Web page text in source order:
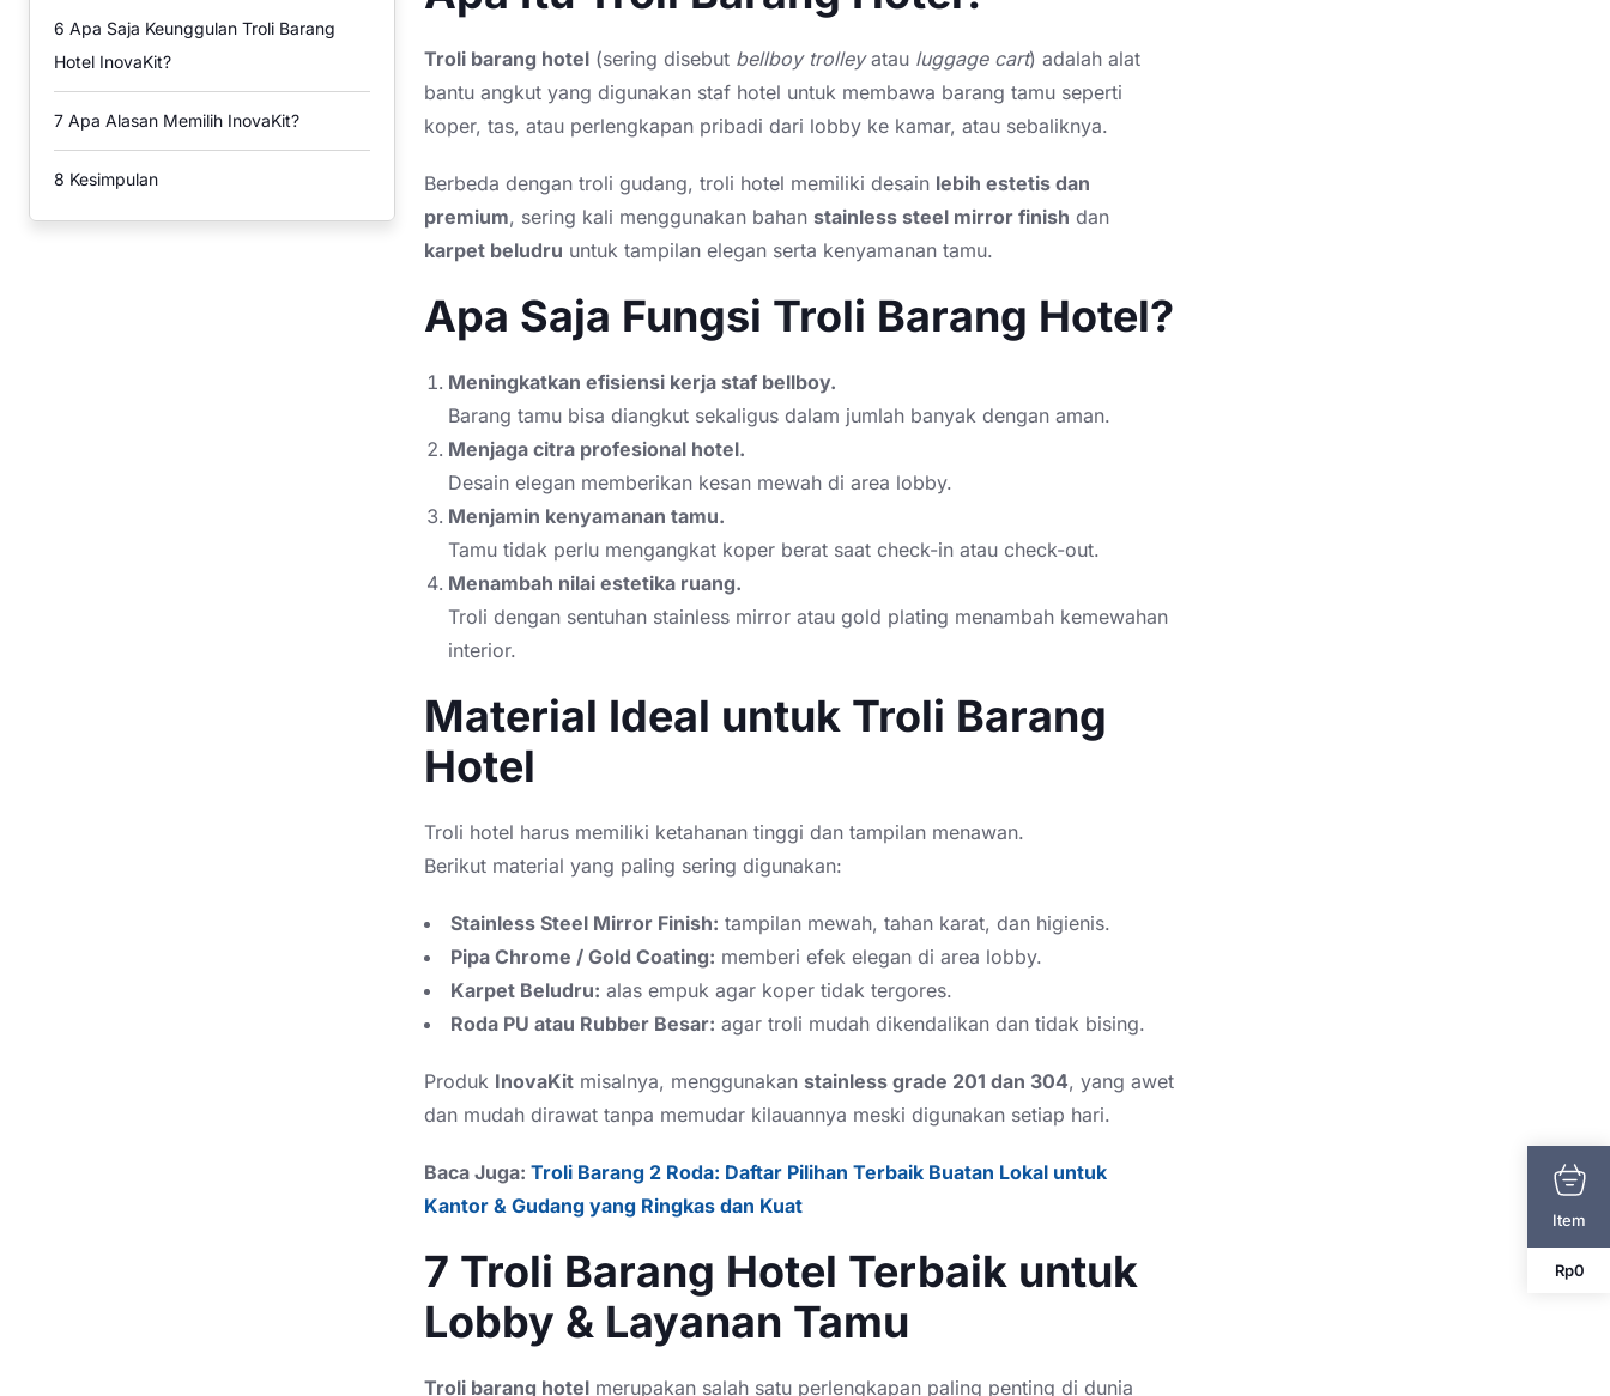
6 Apa Saja Keunggulan Troli Barang
Hotel InovaKit?
7 Apa Alasan Memilih InovaKit?
8 Kesimpulan
Troli barang hotel (sering disebut bellboy trolleyatau luggage cart) adalah alat
bantu angkut yang digunakan staf hotel untuk membawa barang tamu seperti
koper, tas, atau perlengkapan pribadi dari lobby ke kamar, atau sebaliknya.
Berbeda dengan troli gudang, troli hotel memiliki desain lebih estetis dan
premium, sering kali menggunakan bahan stainless steel mirror finish dan
karpet beludru untuk tampilan elegan serta kenyamanan tamu.
Apa Saja Fungsi Troli Barang Hotel?
Meningkatkan efisiensi kerja staf bellboy.
Barang tamu bisa diangkut sekaligus dalam jumlah banyak dengan aman.
Menjaga citra profesional hotel.
Desain elegan memberikan kesan mewah di area lobby.
Menjamin kenyamanan tamu.
Tamu tidak perlu mengangkat koper berat saat check-in atau check-out.
Menambah nilai estetika ruang.
Troli dengan sentuhan stainless mirror atau gold plating menambah kemewahan
interior.
Material Ideal untuk Troli Barang
Hotel
Troli hotel harus memiliki ketahanan tinggi dan tampilan menawan.
Berikut material yang paling sering digunakan:
Stainless Steel Mirror Finish: tampilan mewah, tahan karat, dan higienis.
Pipa Chrome / Gold Coating: memberi efek elegan di area lobby.
Karpet Beludru: alas empuk agar koper tidak tergores.
Roda PU atau Rubber Besar: agar troli mudah dikendalikan dan tidak bising.
Produk InovaKit misalnya, menggunakan stainless grade 201 dan 304, yang awet
dan mudah dirawat tanpa memudar kilauannya meski digunakan setiap hari.
Baca Juga: Troli Barang 2 Roda: Daftar Pilihan Terbaik Buatan Lokal untuk
Kantor & Gudang yang Ringkas dan Kuat
7 Troli Barang Hotel Terbaik untuk
Lobby & Layanan Tamu
Troli barang hotel merupakan salah satu perlengkapan paling penting di dunia
Item
Rp0